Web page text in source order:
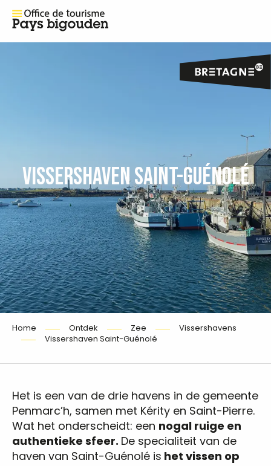
VISSERSHAVEN SAINT-GUÉNOLÉ
Home Ontdek Zee
Vissershavens
Vissershaven Saint-Guénolé
Het is een van de drie havens in de gemeente
Penmarc’h, samen met Kérity en Saint-Pierre.
Wat het onderscheidt: een nogal ruige en
authentieke sfeer. De specialiteit van de
haven van Saint-Guénolé is het vissen op